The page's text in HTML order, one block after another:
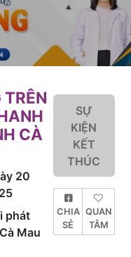
TRÊN
CÀ
20
phát
Mau
SỰ
KIỆN
KẾT
THÚC
CHIA
SẺ
QUAN
TÂM